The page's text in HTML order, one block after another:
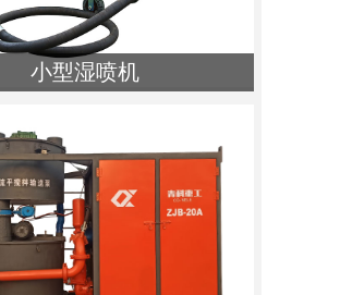
小型湿喷机
查看详细介绍